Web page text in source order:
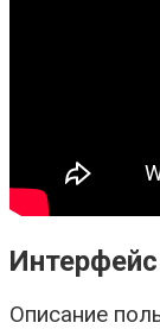
Описание